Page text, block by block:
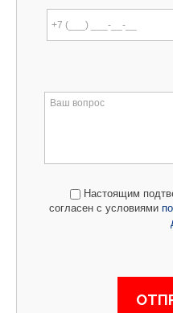
Настоящим
согласен с условиями